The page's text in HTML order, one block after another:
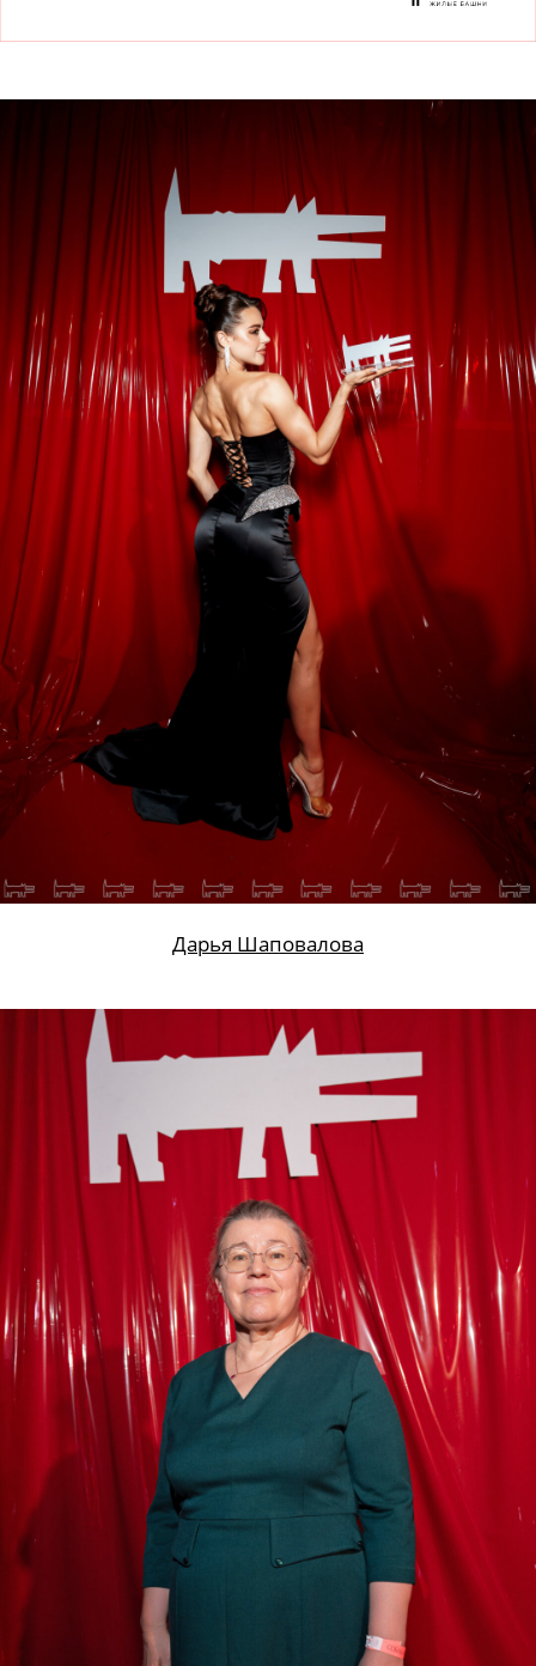
Дарья Шаповалова